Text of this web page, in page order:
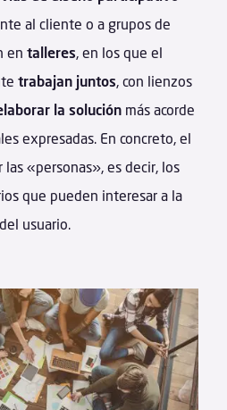
al cliente o a grupos de
entalleres , en los que el
trabajan juntos , con lienzos
la solución más acorde
expresadas. En concreto, el
«personas», es decir, los
que pueden interesar a la
usuario.